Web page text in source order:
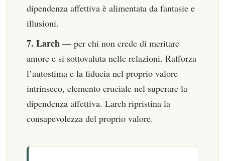
dipendenza affettiva è alimentata da fantasie e
illusioni.
7. Larch — per chi non crede di meritare
amore e si sottovaluta nelle relazioni. Rafforza
l’autostima e la fiducia nel proprio valore
intrinseco, elemento cruciale nel superare la
dipendenza affettiva. Larch ripristina la
consapevolezza del proprio valore.